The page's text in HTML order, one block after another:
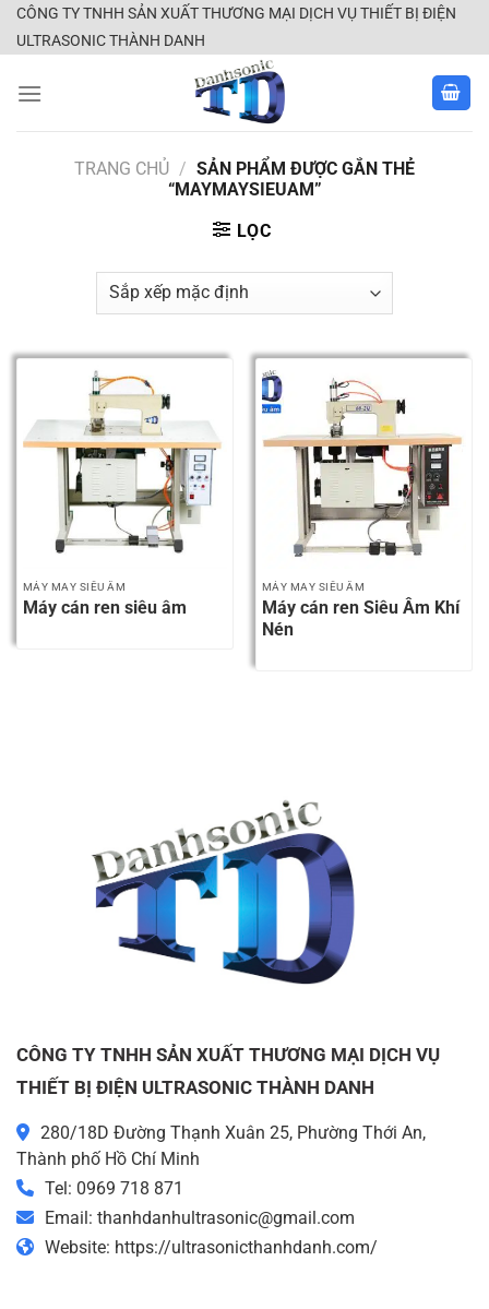
SkipCÔNG TY TNHH SẢN XUẤT THƯƠNG MẠI DỊCH VỤ THIẾT BỊ ĐIỆN
ULTRASONIC THÀNH DANH
TRANG CHỦ / SẢN PHẨM ĐƯỢC GẮN THẺ
“MAYMAYSIEUAM”
LỌC
MÁY MAY SIÊU ÂM
Máy cán ren siêu âm
MÁY MAY SIÊU ÂM
Máy cán ren Siêu Âm Khí
Nén
CÔNG TY TNHH SẢN XUẤT THƯƠNG MẠI DỊCH VỤ
THIẾT BỊ ĐIỆN ULTRASONIC THÀNH DANH
280/18D Đường Thạnh Xuân 25, Phường Thới An,
Thành phố Hồ Chí Minh
Tel: 0969 718 871
Email: thanhdanhultrasonic@gmail.com
Website: https://ultrasonicthanhdanh.com/